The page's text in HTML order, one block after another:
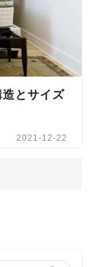
とサイズ
2021-12-22